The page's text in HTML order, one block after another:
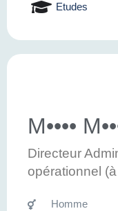
Etudes
M••••
Directeur
opérationnel
Homme